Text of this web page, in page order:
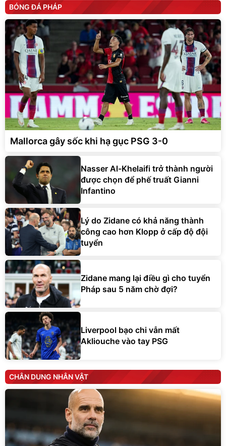
BÓNG ĐÁ PHÁP
Mallorca gây sốc khi hạ gục PSG 3-0
Nasser Al-Khelaifi trở thành người
được chọn để phế truất Gianni
Infantino
Lý do Zidane có khả năng thành
công cao hơn Klopp ở cấp độ đội
tuyển
Zidane mang lại điều gì cho tuyển
Pháp sau 5 năm chờ đợi?
Liverpool bạo chi vẫn mất
Akliouche vào tay PSG
CHÂN DUNG NHÂN VẬT